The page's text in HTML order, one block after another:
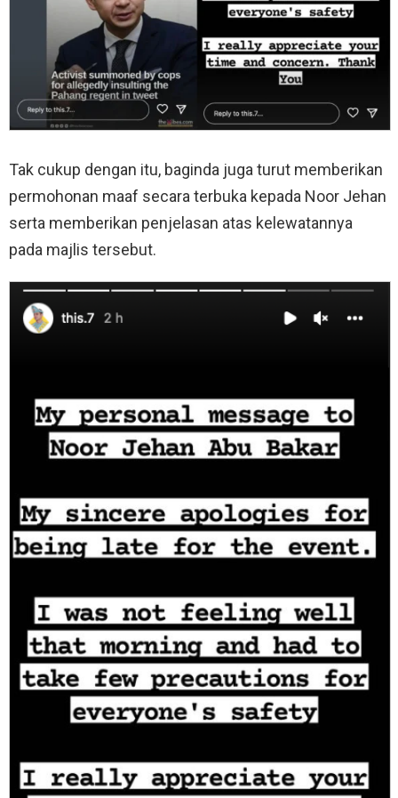
Tak cukup dengan itu, baginda juga turut memberikan
permohonan maaf secara terbuka kepada Noor Jehan
serta memberikan penjelasan atas kelewatannya
pada majlis tersebut.